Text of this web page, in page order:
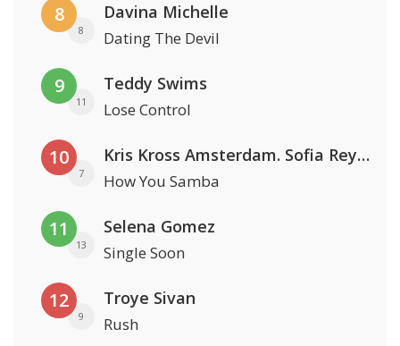
8
8
Davina Michelle
Dating The Devil
9
11
Teddy Swims
Lose Control
10
7
Kris Kross Amsterdam. Sofia Reyes & Tinie Tempah
How You Samba
11
13
Selena Gomez
Single Soon
12
9
Troye Sivan
Rush